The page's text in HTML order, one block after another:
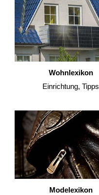
Wohnlexikon
Einrichtung, Tipps
Modelexikon